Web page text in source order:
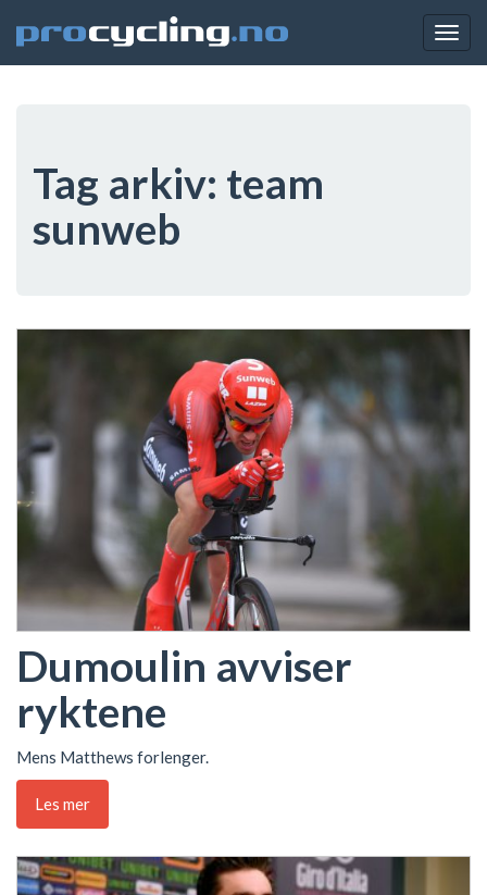
Tag arkiv: team
sunweb
Dumoulin avviser
ryktene
Mens Matthews forlenger.
Les mer